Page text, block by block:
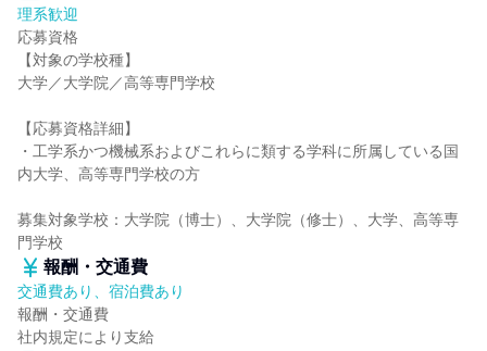
理系歓迎
応募資格
【対象の学校種】
大学／大学院／高等専門学校
【応募資格詳細】
・工学系かつ機械系およびこれらに類する学科に所属している国
内大学、高等専門学校の方
募集対象学校：大学院（博士）、大学院（修士）、大学、高等専
門学校
報酬・交通費
交通費あり、宿泊費あり
報酬・交通費
社内規定により支給